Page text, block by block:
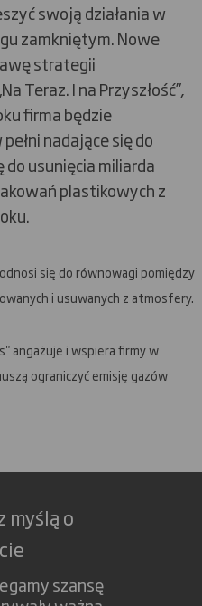
swoją działania w
zamkniętym. Nowe
strategii
Teraz. I na Przyszłość”,
firma będzie
nadające się do
usunięcia miliarda
plastikowych z
się do równowagi pomiędzy
i usuwanych z atmosfery.
angażuje i wspiera firmy w
ograniczyć emisję gazów
myślą o
szansę